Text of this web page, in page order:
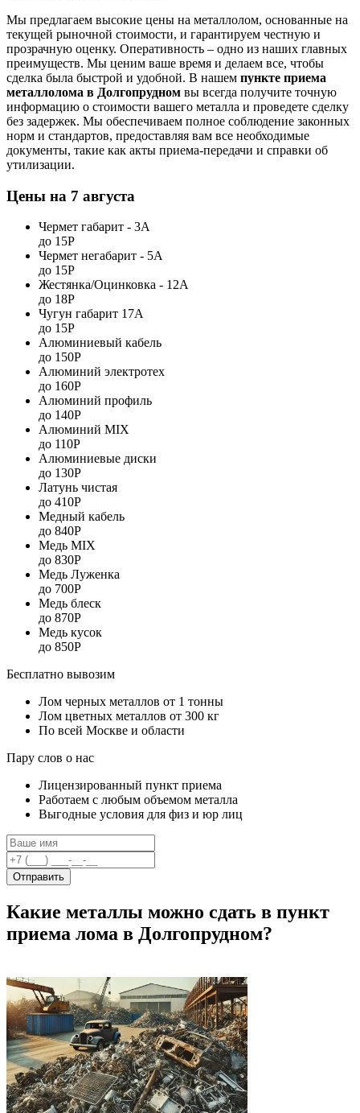
Мы предлагаем высокие цены на металлолом, основанные на
текущей рыночной стоимости, и гарантируем честную и
прозрачную оценку. Оперативность – одно из наших главных
преимуществ. Мы ценим ваше время и делаем все, чтобы
сделка была быстрой и удобной. В нашем пункте приема
металлолома в Долгопрудном вы всегда получите точную
информацию о стоимости вашего металла и проведете сделку
без задержек. Мы обеспечиваем полное соблюдение законных
норм и стандартов, предоставляя вам все необходимые
документы, такие как акты приема-передачи и справки об
утилизации.
Цены на 7 августа
Чермет габарит - 3А
до 15Р
Чермет негабарит - 5А
до 15Р
Жестянка/Оцинковка - 12А
до 18Р
Чугун габарит 17А
до 15Р
Алюминиевый кабель
до 150Р
Алюминий электротех
до 160Р
Алюминий профиль
до 140Р
Алюминий MIX
до 110Р
Алюминиевые диски
до 130Р
Латунь чистая
до 410Р
Медный кабель
до 840Р
Медь MIX
до 830Р
Медь Луженка
до 700Р
Медь блеск
до 870Р
Медь кусок
до 850Р
Бесплатно вывозим
Лом черных металлов от 1 тонны
Лом цветных металлов от 300 кг
По всей Москве и области
Пару слов о нас
Лицензированный пункт приема
Работаем с любым объемом металла
Выгодные условия для физ и юр лиц
Отправить
Какие металлы можно сдать в пункт
приема лома в Долгопрудном?